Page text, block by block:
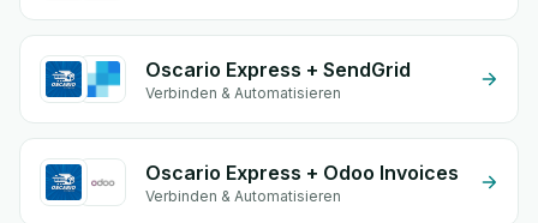
Oscario Express + SendGrid
Verbinden & Automatisieren
Oscario Express + Odoo Invoices
Verbinden & Automatisieren